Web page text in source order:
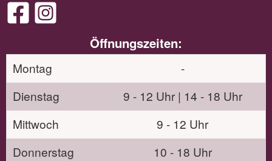
Öffnungszeiten:
Montag
-
Dienstag
9 - 12 Uhr | 14 - 18 Uhr
Mittwoch
9 - 12 Uhr
Donnerstag
10 - 18 Uhr